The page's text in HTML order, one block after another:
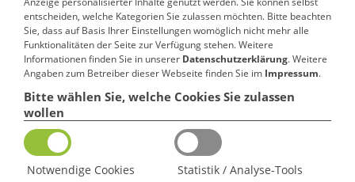
Der Träger
Das Diakonische Werk Hersfeld-Rotenburg ist als
Einrichtung des Kirchenkreises eine Körperschaft des
öffentlichen Rechts. Es wurde 1980 von dem ehemaligen
Kirchenkreisen Hersfeld und Rotenburg gegründet und ist
Träger der auf der Homepage aufgeführten Angebote.
entscheiden, welche Kategorien Sie zulassen möchten. Bitte beachten
Sie, dass auf Basis Ihrer Einstellungen womöglich nicht mehr alle
Funktionalitäten der Seite zur Verfügung stehen. Weitere
Informationen finden Sie in unserer Datenschutzerklärung. Weitere
Angaben zum Betreiber dieser Webseite finden Sie im Impressum.
Bitte wählen Sie, welche Cookies Sie zulassen
wollen
Notwendige Cookies Statistik / Analyse-Tools